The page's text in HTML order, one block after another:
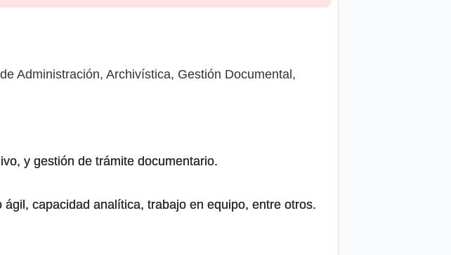
Administración, Archivística, Gestión Documental,
y gestión de trámite documentario.
capacidad analítica, trabajo en equipo, entre otros.